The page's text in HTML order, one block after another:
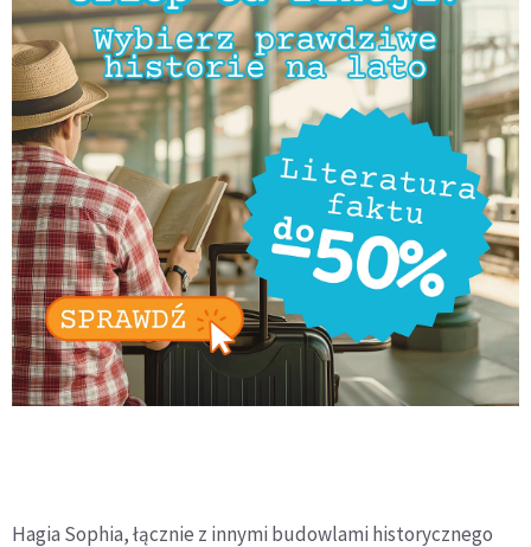
Hagia Sophia, łącznie z innymi budowlami historycznego